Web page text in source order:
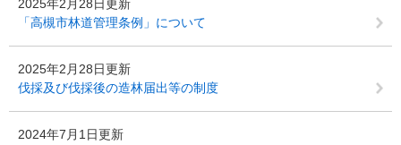
2025年2月28日更新
「高槻市林道管理条例」について
2025年2月28日更新
伐採及び伐採後の造林届出等の制度
2024年7月1日更新